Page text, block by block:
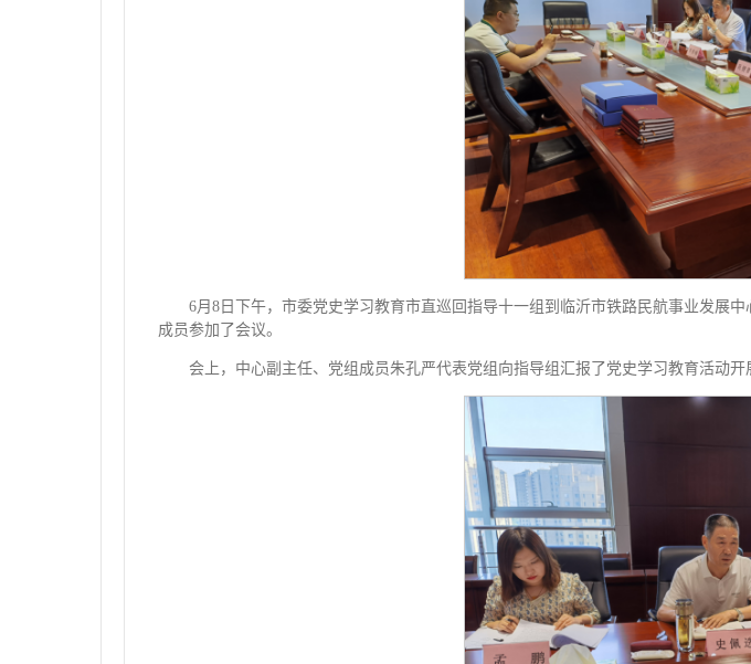
6月8日下午，市委党史学习教育市直巡回指导十一组到临沂市铁路民航事业发展
成员参加了会议。
会上，中心副主任、党组成员朱孔严代表党组向指导组汇报了党史学习教育活动开